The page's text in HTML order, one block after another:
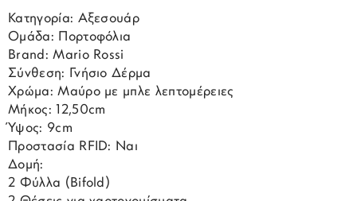
Κατηγορία: Αξεσουάρ
Ομάδα: Πορτοφόλια
Brand: Mario Rossi
Σύνθεση: Γνήσιο Δέρμα
Χρώμα: Μαύρο με μπλε λεπτομέρειες
Μήκος: 12,50cm
Ύψος: 9cm
Προστασία RFID: Ναι
Δομή:
2 Φύλλα (Bifold)